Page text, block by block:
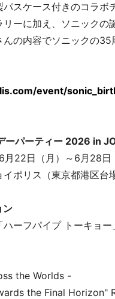
スケース付きのコラ
リーに加え、ソニック
んの内容でソニックの
event/
ーパーティー 2026 in
月22日（月）～6月28日
イポリス（東京都港区台
ン
ーフパイプ トーキョ
the Worlds -
the Final Horizon"